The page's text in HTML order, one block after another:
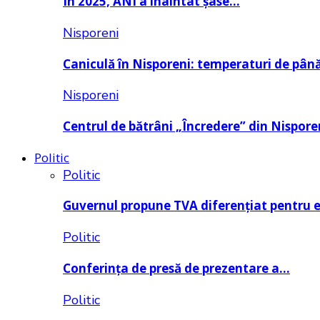
Nisporeni
Caniculă în Nisporeni: temperaturi de
Nisporeni
Centrul de bătrâni „Încredere” din
Politic
Politic
Guvernul propune TVA diferențiat pentru
Politic
Conferința de presă de prezentare a…
Politic